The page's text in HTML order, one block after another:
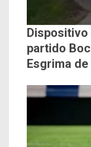
Dispositivo
partido
Esgrima